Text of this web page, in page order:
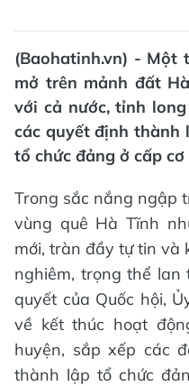
(Baohatinh.vn) - Một
mở trên mảnh đất
với cả nước, tỉnh
các quyết định thành
tổ chức đảng ở cấp cơ
Trong sắc nắng ngập
vùng quê Hà Tĩnh
mới, tràn đầy tự tin và
nghiêm, trọng thể lan
quyết của Quốc hội,
về kết thúc hoạt
huyện, sắp xếp các
thành lập tổ chức